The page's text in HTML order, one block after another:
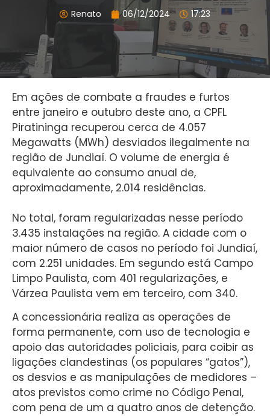
Renato 06/12/2024 17:23
Em ações de combate a fraudes e furtos
entre janeiro e outubro deste ano, a CPFL
Piratininga recuperou cerca de 4.057
Megawatts (MWh) desviados ilegalmente na
região de Jundiaí. O volume de energia é
equivalente ao consumo anual de,
aproximadamente, 2.014 residências.
No total, foram regularizadas nesse período
3.435 instalações na região. A cidade com o
maior número de casos no período foi Jundiaí,
com 2.251 unidades. Em segundo está Campo
Limpo Paulista, com 401 regularizações, e
Várzea Paulista vem em terceiro, com 340.
A concessionária realiza as operações de
forma permanente, com uso de tecnologia e
apoio das autoridades policiais, para coibir as
ligações clandestinas (os populares “gatos”),
os desvios e as manipulações de medidores –
atos previstos como crime no Código Penal,
com pena de um a quatro anos de detenção.